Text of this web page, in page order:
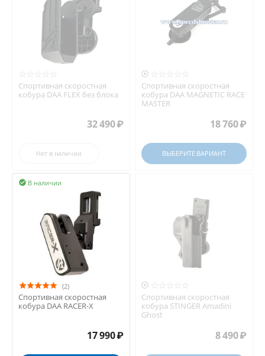
Спортивная скоростная
кобура DAA FLEX без блока
32 490₽
Нет в наличии

Спортивная скоростная
кобура DAA MAGNETIC RACE
MASTER
18 760₽
ВЫБЕРИТЕ ВАРИАНТ
В наличии

(2)
Спортивная скоростная
кобура DAA RACER-X
17 990₽

Спортивная скоростная
кобура STINGER Amadini
Ghost
8 490₽